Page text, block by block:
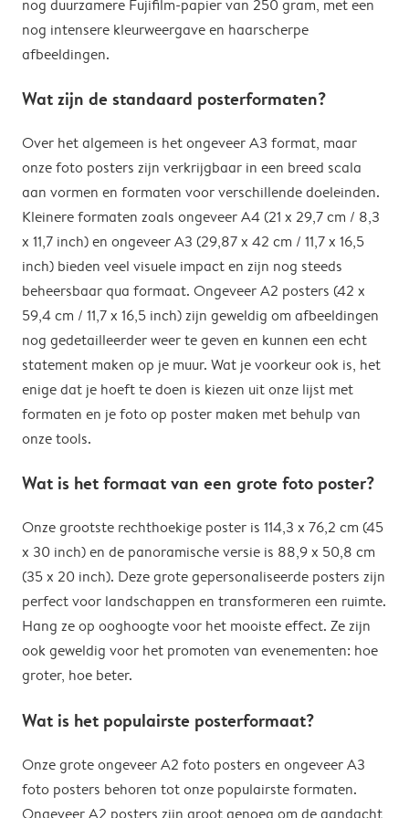
nog duurzamere Fujifilm-papier van 250 gram, met een
nog intensere kleurweergave en haarscherpe
afbeeldingen.
Wat zijn de standaard posterformaten?
Over het algemeen is het ongeveer A3 format, maar
onze foto posters zijn verkrijgbaar in een breed scala
aan vormen en formaten voor verschillende doeleinden.
Kleinere formaten zoals ongeveer A4 (21 x 29,7 cm / 8,3
x 11,7 inch) en ongeveer A3 (29,87 x 42 cm / 11,7 x 16,5
inch) bieden veel visuele impact en zijn nog steeds
beheersbaar qua formaat. Ongeveer A2 posters (42 x
59,4 cm / 11,7 x 16,5 inch) zijn geweldig om afbeeldingen
nog gedetailleerder weer te geven en kunnen een echt
statement maken op je muur. Wat je voorkeur ook is, het
enige dat je hoeft te doen is kiezen uit onze lijst met
formaten en je foto op poster maken met behulp van
onze tools.
Wat is het formaat van een grote foto poster?
Onze grootste rechthoekige poster is 114,3 x 76,2 cm (45
x 30 inch) en de panoramische versie is 88,9 x 50,8 cm
(35 x 20 inch). Deze grote gepersonaliseerde posters zijn
perfect voor landschappen en transformeren een ruimte.
Hang ze op ooghoogte voor het mooiste effect. Ze zijn
ook geweldig voor het promoten van evenementen: hoe
groter, hoe beter.
Wat is het populairste posterformaat?
Onze grote ongeveer A2 foto posters en ongeveer A3
foto posters behoren tot onze populairste formaten.
Ongeveer A2 posters zijn groot genoeg om de aandacht